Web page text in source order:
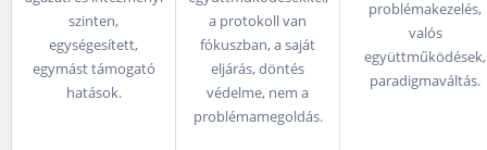
szinten,
egységesített,
egymást támogató
hatások.
a protokoll van
fókuszban, a saját
eljárás, döntés
védelme, nem a
problémamegoldás.
problémakezelés,
valós
együttműködések,
paradigmaváltás.